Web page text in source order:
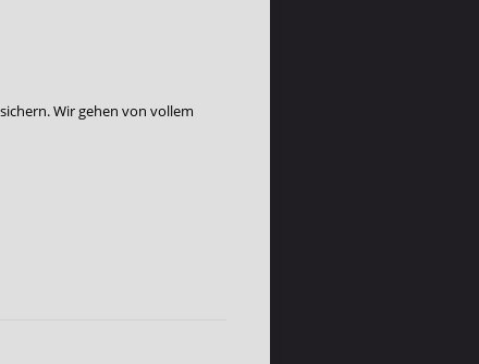
Wir gehen von vollem